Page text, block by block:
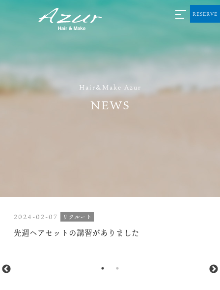
Hair&Make Azur
NEWS
RESERVE
2024-02-07 リクルート
先週ヘアセットの講習がありました